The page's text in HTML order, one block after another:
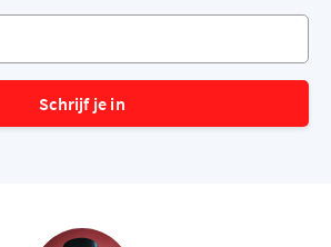
Schrijf je in